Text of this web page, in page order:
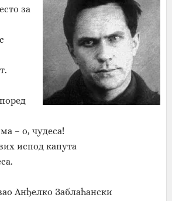
за
– о, чудеса!
испод капута
Анђелко Заблаћански